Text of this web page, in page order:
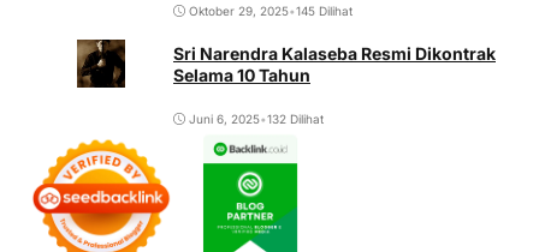
Oktober 29, 2025•145 Dilihat
Sri Narendra Kalaseba Resmi Dikontrak
Selama 10 Tahun
Juni 6, 2025•132 Dilihat